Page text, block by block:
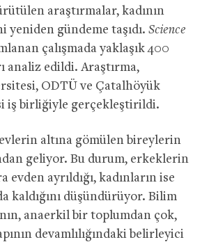
araştırmalar, kadının
gündeme taşıdı. Science
çalışmada yaklaşık 400
analiz edildi. Araştırma,
ODTÜ ve Çatalhöyük
iş birliğiyle gerçekleştirildi.
altına gömülen bireylerin
geliyor. Bu durum, erkeklerin
ayrıldığı, kadınların ise
kaldığını düşündürüyor. Bilim
anaerkil bir toplumdan çok,
devamlılığındaki belirleyici